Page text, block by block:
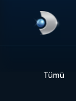
Tümü